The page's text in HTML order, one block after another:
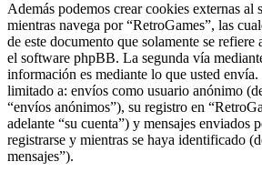
Además podemos crear cookies externas al
mientras navega por “RetroGames”, las
de este documento que solamente se refiere
el software phpBB. La segunda vía
información es mediante lo que usted
limitado a: envíos como usuario anónimo
“envíos anónimos”), su registro en
adelante “su cuenta”) y mensajes enviados
registrarse y mientras se haya identificado
mensajes”).